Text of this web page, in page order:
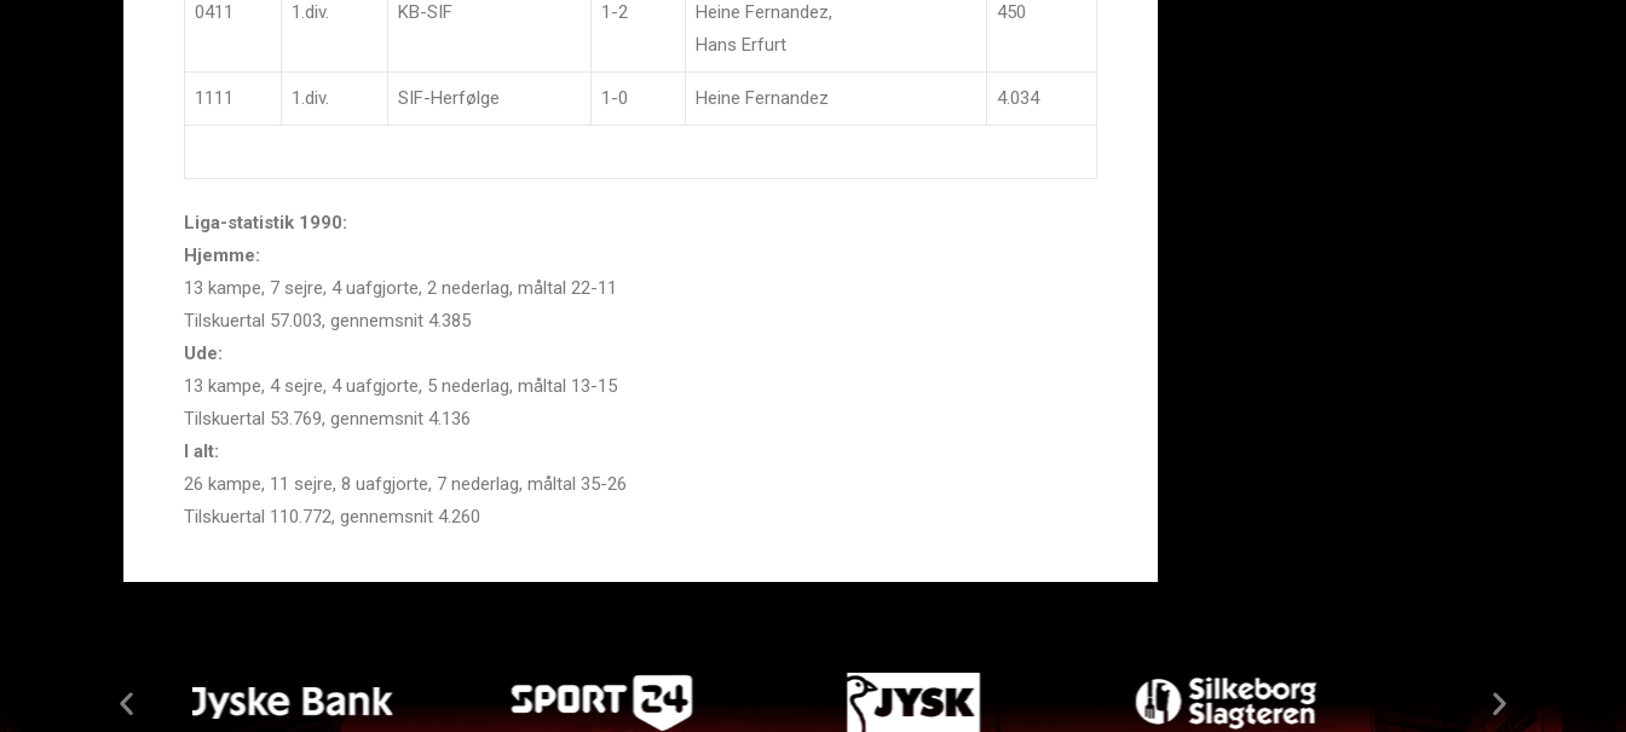
0411 1.div. KB-SIF 1-2
Heine Fernandez,
Hans Erfurt
450
1111 1.div. SIF-Herfølge 1-0 Heine Fernandez 4.034
Liga-statistik 1990:
Hjemme:
13 kampe, 7 sejre, 4 uafgjorte, 2 nederlag, måltal 22-11
Tilskuertal 57.003, gennemsnit 4.385
Ude:
13 kampe, 4 sejre, 4 uafgjorte, 5 nederlag, måltal 13-15
Tilskuertal 53.769, gennemsnit 4.136
I alt:
26 kampe, 11 sejre, 8 uafgjorte, 7 nederlag, måltal 35-26
Tilskuertal 110.772, gennemsnit 4.260